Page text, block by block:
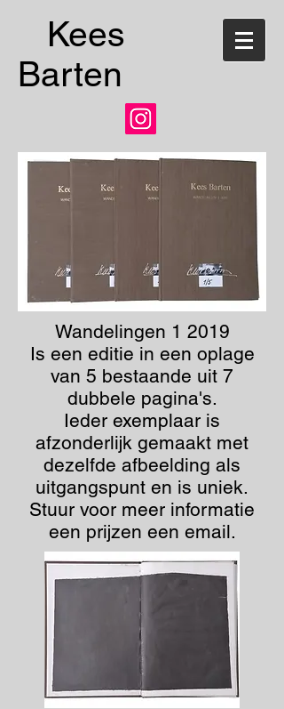
Kees
Barten
Wandelingen 1 2019
Is een editie in een oplage
van 5 bestaande uit 7
dubbele pagina's.
Ieder exemplaar is
afzonderlijk gemaakt met
dezelfde afbeelding als
uitgangspunt en is uniek.
Stuur voor meer informatie
een prijzen een email.